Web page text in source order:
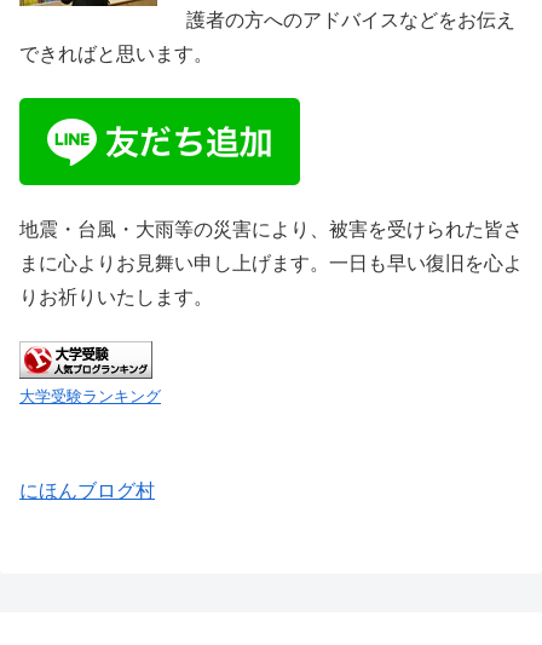
護者の方へのアドバイスなどをお伝え
できればと思います。
地震・台風・大雨等の災害により、被害を受けられた皆さ
まに心よりお見舞い申し上げます。一日も早い復旧を心よ
りお祈りいたします。
大学受験ランキング
にほんブログ村